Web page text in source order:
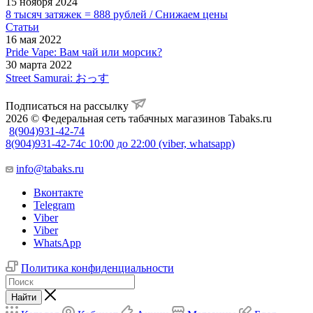
8 тысяч затяжек = 888 рублей / Снижаем цены
Статьи
16 мая 2022
Pride Vape: Вам чай или морсик?
30 марта 2022
Street Samurai: おっす
Подписаться на рассылку
2026 © Федеральная сеть табачных магазинов Tabaks.ru
8(904)931-42-74
8(904)931-42-74с 10:00 до 22:00 (viber, whatsapp)
info@tabaks.ru
Вконтакте
Telegram
Viber
Viber
WhatsApp
Политика конфиденциальности
Найти